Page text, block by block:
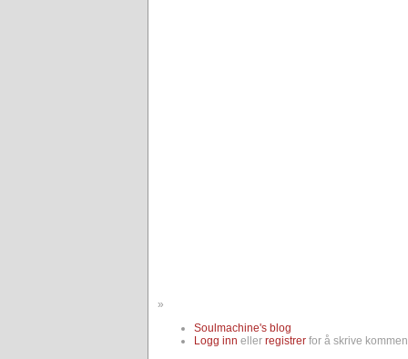
»
Soulmachine's blog
Logg inn eller registrer for å skrive